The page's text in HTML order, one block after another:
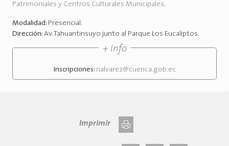
Patrimoniales y Centros Culturales Municipales.
Modalidad: Presencial.
Dirección: Av. Tahuantinsuyo junto al Parque Los Eucaliptos.
+ info
Inscripciones: nalvarez@cuenca.gob.ec
Imprimir